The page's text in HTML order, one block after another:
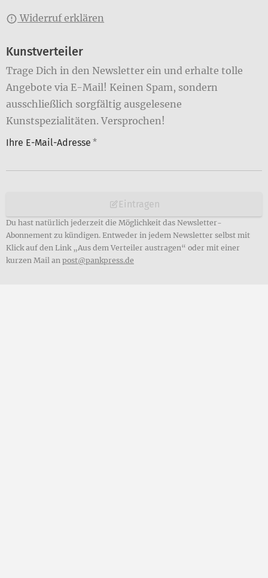
Widerruf erklären
Kunstverteiler
Trage Dich in den Newsletter ein und erhalte tolle
Angebote via E-Mail! Keinen Spam, sondern
ausschließlich sorgfältig ausgelesene
Kunstspezialitäten. Versprochen!
Ihre E-Mail-Adresse *
Eintragen
Du hast natürlich jederzeit die Möglichkeit das Newsletter-
Abonnement zu kündigen. Entweder in jedem Newsletter selbst mit
Klick auf den Link „Aus dem Verteiler austragen“ oder mit einer
kurzen Mail an post@pankpress.de